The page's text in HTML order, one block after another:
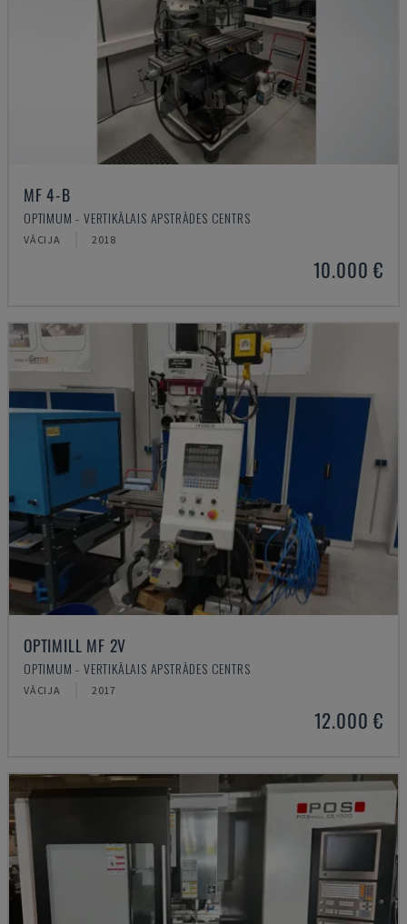
MF 4-B
OPTIMUM - VERTIKĀLAIS APSTRĀDES CENTRS
VĀCIJA 2018
10.000 €
OPTIMILL MF 2V
OPTIMUM - VERTIKĀLAIS APSTRĀDES CENTRS
VĀCIJA 2017
12.000 €